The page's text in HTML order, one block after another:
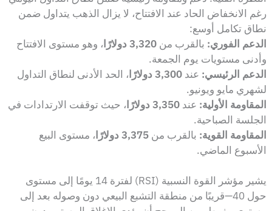
رغم الانخفاض الحاد عند الافتتاح، لا يزال الذهب يتداول ضمن
نطاق تكامل أوسع:
الدعم الفوري: بالقرب من3,320 دولارًا
، وهو مستوى الافتتاح
وأدنى مستويات يوم الجمعة.
الدعم الرئيسي: عند3,300 دولارًا
، الحد الأدنى لنطاق التداول
لشهري مايو ويونيو.
المقاومة الأولية: عند3,350 دولارًا
، حيث توقفت الارتدادات في
الجلسة الصباحية.
المقاومة القوية: بالقرب من3,375 دولارًا
، مستوى البيع
الأسبوع الماضي.
يشير مؤشر القوة النسبية (RSI) لفترة 14 يومًا إلى مستوى
حول 40—قريبًا من منطقة التشبع البيعي دون وصوله بعد إلى